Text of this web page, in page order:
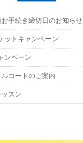
手続き締切日のお知らせ
ットキャンペーン
ンペーン
コートのご案内
スン